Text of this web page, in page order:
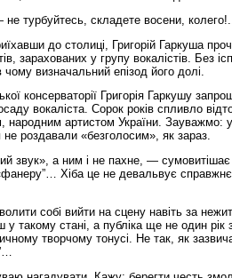
турбуйтесь, складете восени, колего!..
до столиці, Григорій Гаркуша
зарахованих у групу вокалістів. Без
визначальний епізод його долі.
консерваторії Григорія Гаркушу
вокаліста. Сорок років спливло
народним артистом України. Зауважмо:
роздавали «безголосим», як зараз.
звук», а ним і не пахне, —
Хіба це не девальвує
собі вийти на сцену навіть за
у такому стані, а публіка ще не один
творчому тонусі. Не так, як